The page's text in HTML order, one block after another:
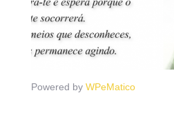
Powered by WPeMatico